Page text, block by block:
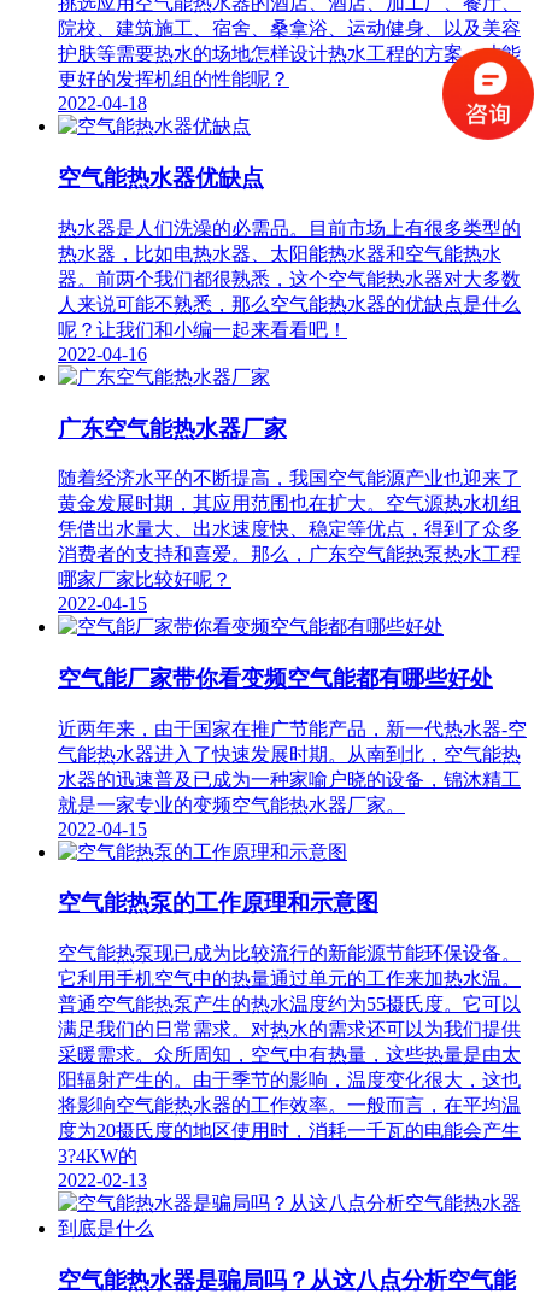
院校、建筑施工、宿舍、桑拿浴、运动健身、以及美容
护肤等需要热水的场地怎样设计热水工程的方案，才能
更好的发挥机组的性能呢？
2022-04-18
空气能热水器优缺点
热水器是人们洗澡的必需品。目前市场上有很多类型的
热水器，比如电热水器、太阳能热水器和空气能热水
器。前两个我们都很熟悉，这个空气能热水器对大多数
人来说可能不熟悉，那么空气能热水器的优缺点是什么
呢？让我们和小编一起来看看吧！
2022-04-16
广东空气能热水器厂家
随着经济水平的不断提高，我国空气能源产业也迎来了
黄金发展时期，其应用范围也在扩大。空气源热水机组
凭借出水量大、出水速度快、稳定等优点，得到了众多
消费者的支持和喜爱。那么，广东空气能热泵热水工程
哪家厂家比较好呢？
2022-04-15
空气能厂家带你看变频空气能都有哪些好处
近两年来，由于国家在推广节能产品，新一代热水器-空
气能热水器进入了快速发展时期。从南到北，空气能热
水器的迅速普及已成为一种家喻户晓的设备，锦沐精工
就是一家专业的变频空气能热水器厂家。
2022-04-15
空气能热泵的工作原理和示意图
空气能热泵现已成为比较流行的新能源节能环保设备。
它利用手机空气中的热量通过单元的工作来加热水温。
普通空气能热泵产生的热水温度约为55摄氏度。它可以
满足我们的日常需求。对热水的需求还可以为我们提供
采暖需求。众所周知，空气中有热量，这些热量是由太
阳辐射产生的。由于季节的影响，温度变化很大，这也
将影响空气能热水器的工作效率。一般而言，在平均温
度为20摄氏度的地区使用时，消耗一千瓦的电能会产生
3?4KW的
2022-02-13
空气能热水器是骗局吗？从这八点分析空气能